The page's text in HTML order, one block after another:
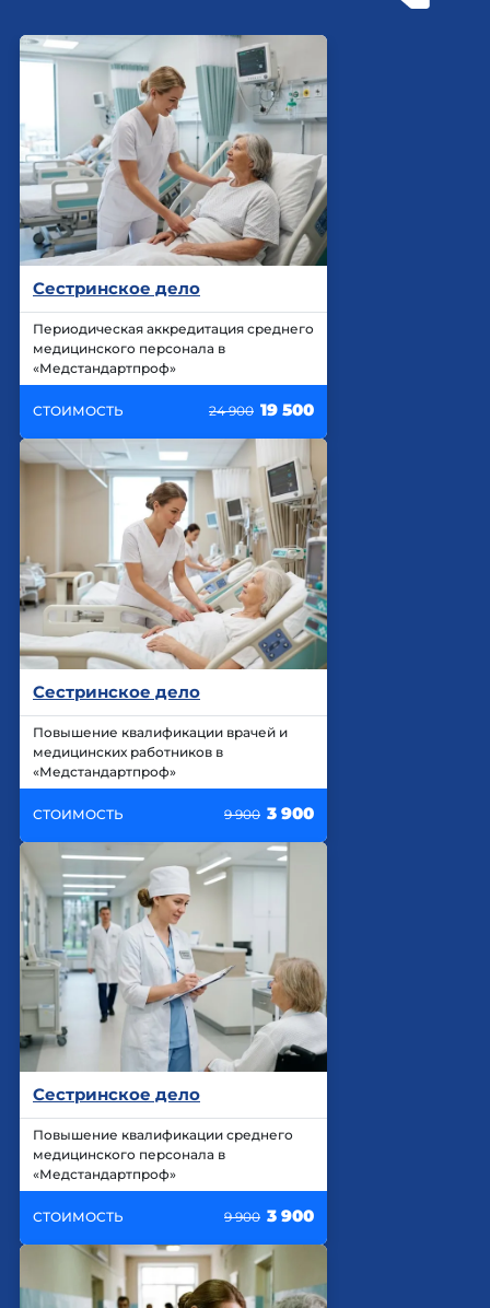
Сестринское дело
Периодическая аккредитация среднего
медицинского персонала в
«Медстандартпроф»
СТОИМОСТЬ 24 900 19 500
Сестринское дело
Повышение квалификации врачей и
медицинских работников в
«Медстандартпроф»
СТОИМОСТЬ 9 900 3 900
Сестринское дело
Повышение квалификации среднего
медицинского персонала в
«Медстандартпроф»
СТОИМОСТЬ 9 900 3 900